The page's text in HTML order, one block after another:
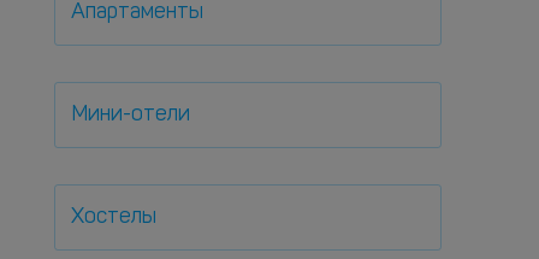
Апартаменты
Мини-отели
Хостелы